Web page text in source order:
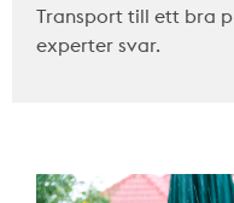
Transport till ett bra
experter svar.